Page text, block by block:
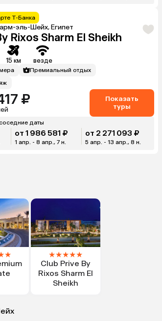
Т-Банка
эль-Шейх, Египет
Rixos Sharm El Sheikh
15 км везде
Премиальный отдых
₽
Показать
туры
даты
от 1 986 581 ₽
1 апр. - 8 апр., 7 н.
от 2 271 093 ₽
5 апр. - 13 апр., 8 н.
★
★★★★★
Club Prive By
Rixos Sharm El
Sheikh